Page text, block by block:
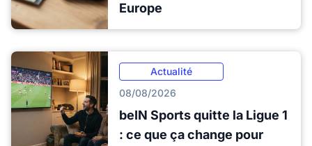
Europe
Actualité
08/08/2026
beIN Sports quitte la Ligue 1
: ce que ça change pour